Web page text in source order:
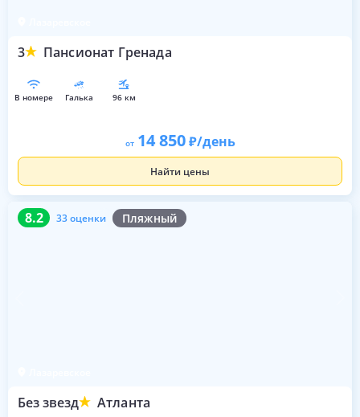
3 Пансионат Гренада
в номере галька 96 км
от 14 850 /день
Найти цены
8.2 33 оценки Пляжный
Без звезд Атланта
8.2 33 оценки